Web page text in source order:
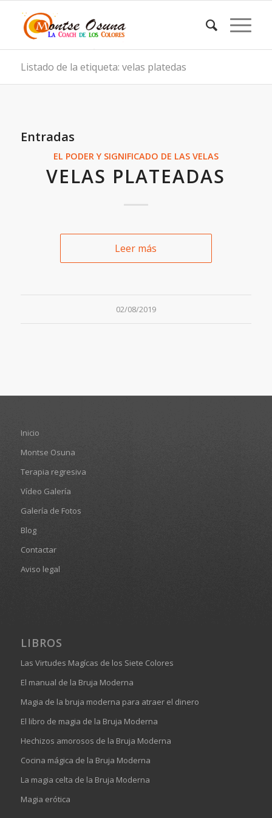
Listado de la etiqueta: velas platedas
Entradas
EL PODER Y SIGNIFICADO DE LAS VELAS
VELAS PLATEADAS
Leer más
02/08/2019
Inicio
Montse Osuna
Terapia regresiva
Vídeo Galería
Galería de Fotos
Blog
Contactar
Aviso legal
LIBROS
Las Virtudes Magícas de los Siete Colores
El manual de la Bruja Moderna
Magia de la bruja moderna para atraer el dinero
El libro de magia de la Bruja Moderna
Hechizos amorosos de la Bruja Moderna
Cocina mágica de la Bruja Moderna
La magia celta de la Bruja Moderna
Magia erótica